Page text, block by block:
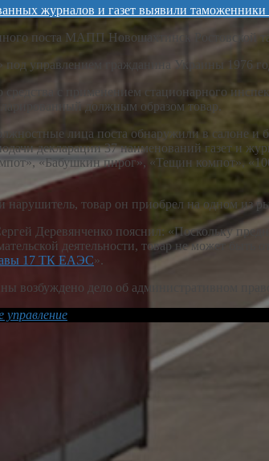
журналов и газет выявили
поста МАПП Новошахтинск Ростовской
управлением гражданина Украины 1976
средства с применением стационарного
должным образом товар.
лица поста обнаружили в салоне и
декларации 37 наименований газет и
«Бабушкин пирог», «Тещин компот»,
нарушитель, товар он приобрел на одном из
Деревянченко пояснил: «Поскольку
деятельности, товар не может
17 ТК ЕАЭС».
возбуждено дело об административном